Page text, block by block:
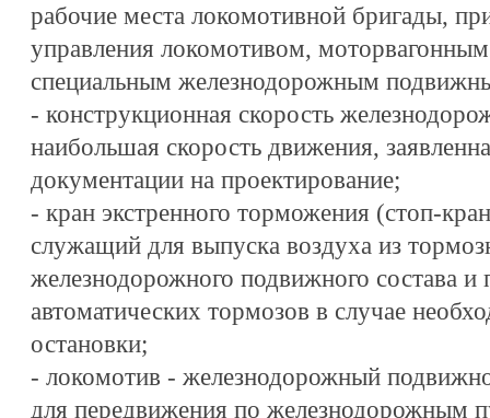
рабочие места локомотивной бригады,
управления локомотивом,
специальным железнодорожным
- конструкционная скорость
наибольшая скорость движения,
документации на проектирование;
- кран экстренного торможения (стоп-
служащий для выпуска воздуха из
железнодорожного подвижного состава и
автоматических тормозов в случае
остановки;
- локомотив - железнодорожный
для передвижения по железнодорожным